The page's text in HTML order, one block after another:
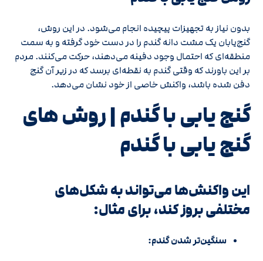
بدون نیاز به تجهیزات پیچیده انجام می‌شود. در این روش،
گنج‌یابان یک مشت دانه گندم را در دست خود گرفته و به سمت
منطقه‌ای که احتمال وجود دفینه می‌دهند، حرکت می‌کنند. مردم
بر این باورند که وقتی گندم به نقطه‌ای برسد که در زیر آن گنج
دفن شده باشد، واکنش خاصی از خود نشان می‌دهد.
گنج یابی با گندم | روش های
گنج‌ یابی با گندم
این واکنش‌ها می‌تواند به شکل‌های
مختلفی بروز کند، برای مثال:
سنگین‌تر شدن گندم: